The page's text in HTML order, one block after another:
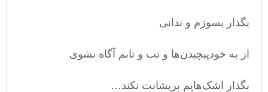
بگذار بسوزم و ندانی
از به‌ خودپیچیدن‌ها و تب و تابم آگاه نشوی
بگذار اشک‌هایم پریشانت نکند…